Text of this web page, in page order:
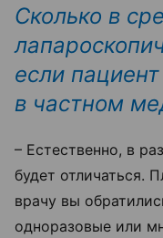
Сколько в
если
в частном
– Естественно, в
будет отличаться.
врачу вы
одноразовые или